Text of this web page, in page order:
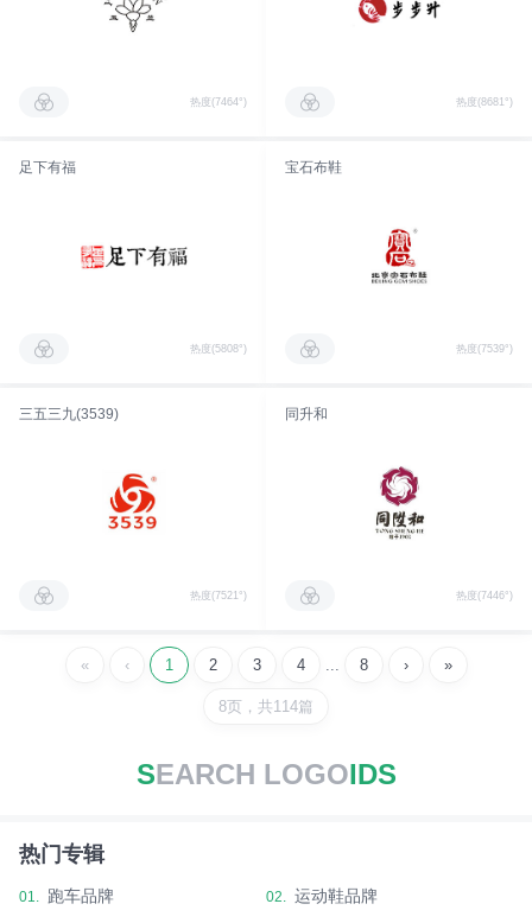
热度(7464°) 热度(8681°)
足下有福
热度(5808°)
宝石布鞋
热度(7539°)
三五三九(3539)
热度(7521°)
同升和
热度(7446°)
« ‹ 1 2 3 4 8 › »
8页，共114篇
SEARCH LOGOIDS
热门专辑
01. 跑车品牌 02. 运动鞋品牌